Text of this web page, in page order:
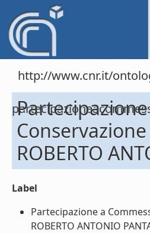
http://www.cnr.it/
ROBERTO
Label
Partecipazione a
ROBERTO ANTONIO